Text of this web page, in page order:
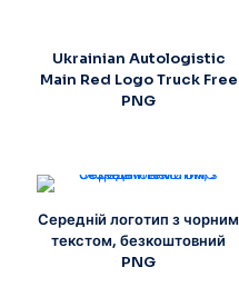
Ukrainian Autologistic
Main Red Logo Truck Free
PNG
Середній логотип з чорним
текстом, безкоштовний
PNG